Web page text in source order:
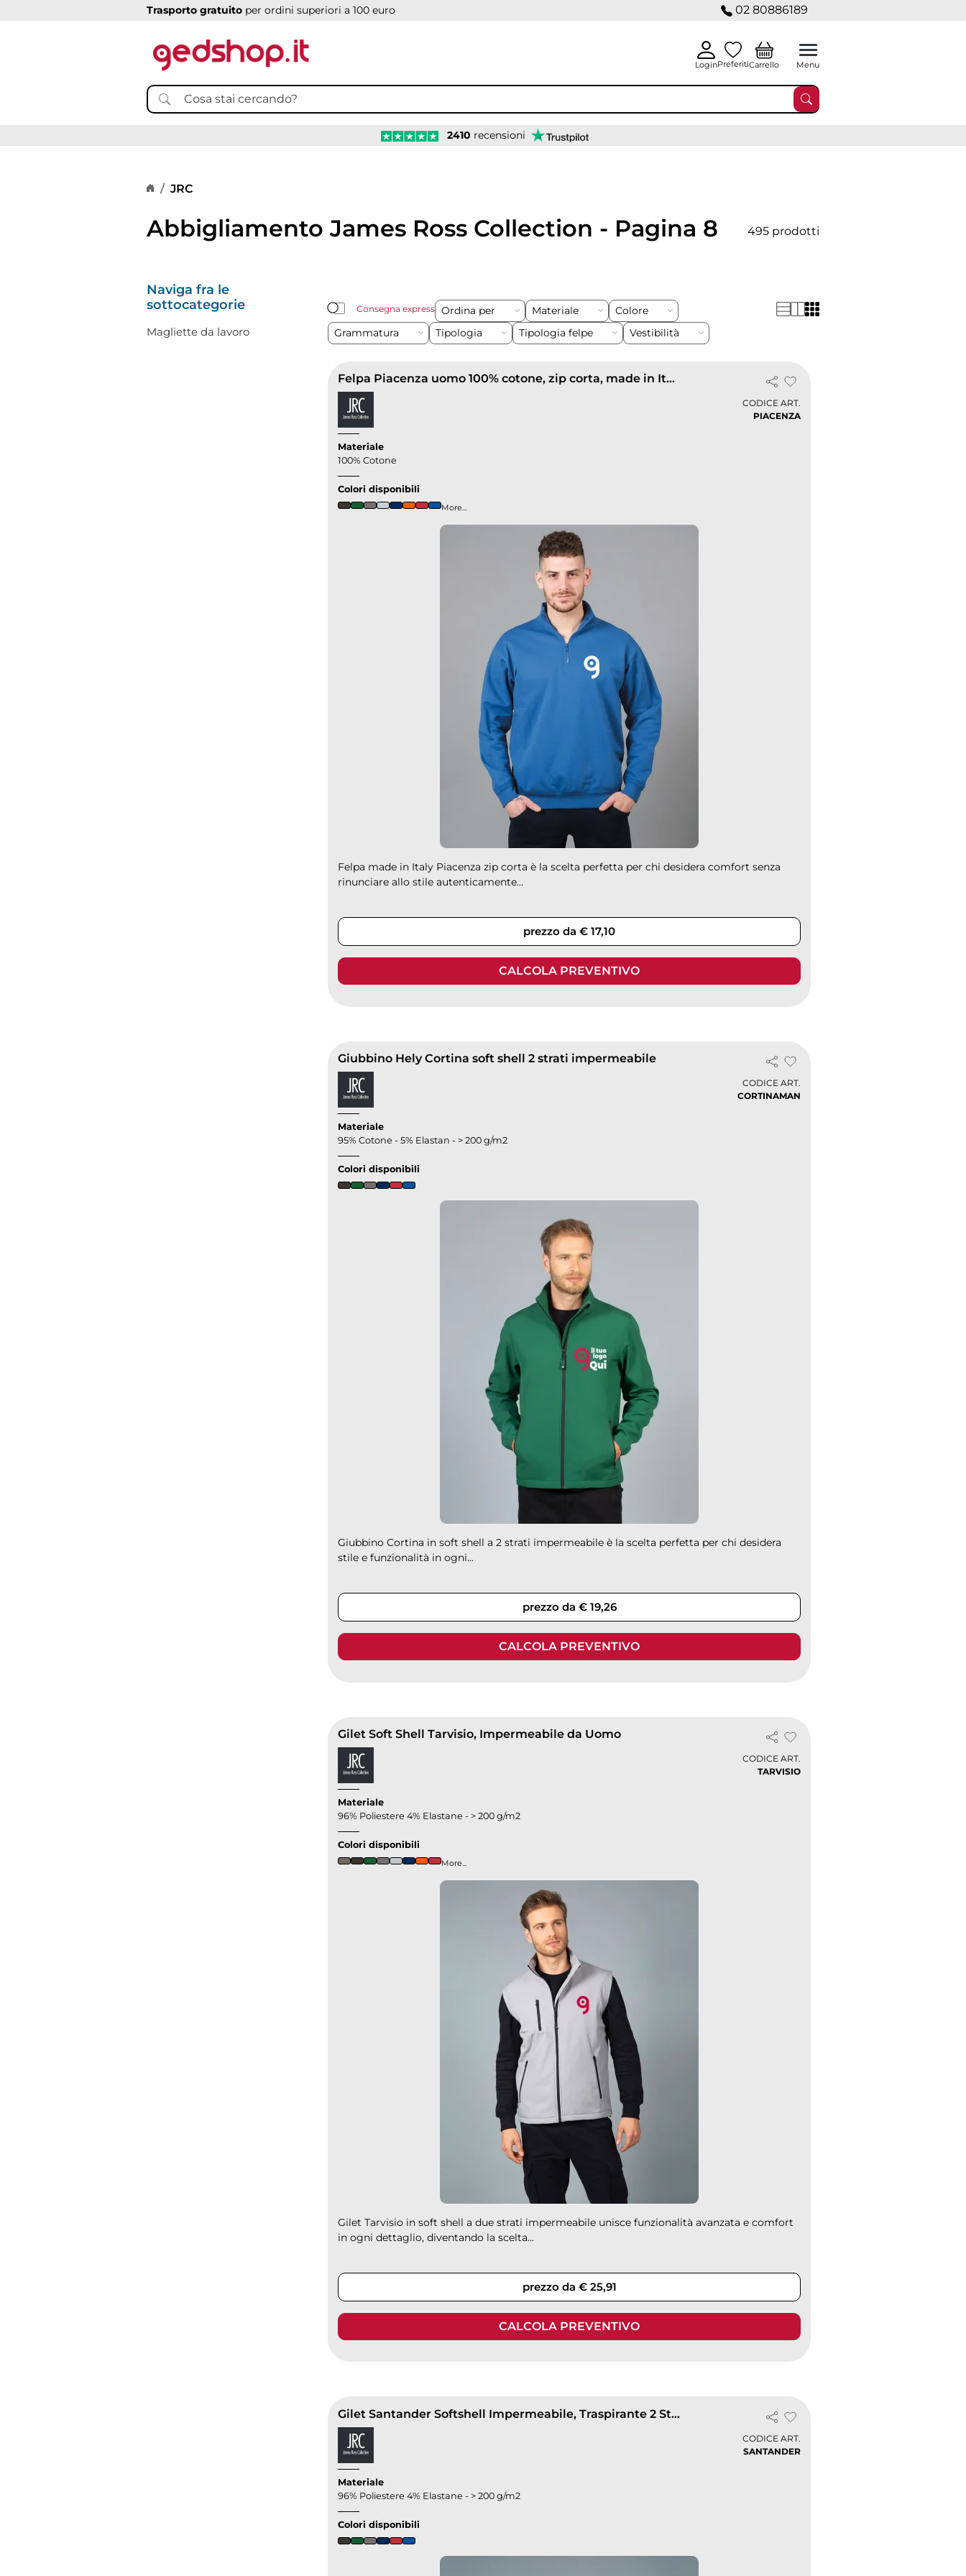
Trasporto gratuito per ordini superiori a 100 euro 02 80886189
LoginPreferitiCarrello Menu
2410 recensioni
Home page
JRC
Abbigliamento James Ross Collection - Pagina 8 495 prodotti
Naviga fra le
sottocategorie
Magliette da lavoro
Consegna express Ordina per Materiale
Colore
Grammatura
Tipologia Tipologia felpe Vestibilità
Felpa Piacenza uomo 100% cotone, zip corta, made in Italy
CODICE ART.
PIACENZA
Materiale
100% Cotone
Colori disponibili
More...
Felpa made in Italy Piacenza zip corta è la scelta perfetta per chi desidera comfort senza
rinunciare allo stile autenticamente...
prezzo da € 17,10
CALCOLA PREVENTIVO
Giubbino Hely Cortina soft shell 2 strati impermeabile
CODICE ART.
CORTINAMAN
Materiale
95% Cotone - 5% Elastan - > 200 g/m2
Colori disponibili
Giubbino Cortina in soft shell a 2 strati impermeabile è la scelta perfetta per chi desidera
stile e funzionalità in ogni...
prezzo da € 19,26
CALCOLA PREVENTIVO
Gilet Soft Shell Tarvisio, Impermeabile da Uomo
CODICE ART.
TARVISIO
Materiale
96% Poliestere 4% Elastane - > 200 g/m2
Colori disponibili
More...
Gilet Tarvisio in soft shell a due strati impermeabile unisce funzionalità avanzata e comfort
in ogni dettaglio, diventando la scelta...
prezzo da € 25,91
CALCOLA PREVENTIVO
Gilet Santander Softshell Impermeabile, Traspirante 2 Strati
CODICE ART.
SANTANDER
Materiale
96% Poliestere 4% Elastane - > 200 g/m2
Colori disponibili